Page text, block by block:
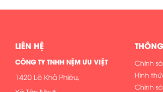
LIÊN HỆ
CÔNG TY TNHH NỆM ƯU VIỆT
1420 Lê Khả Phiêu,
Chính
Hình
Chính